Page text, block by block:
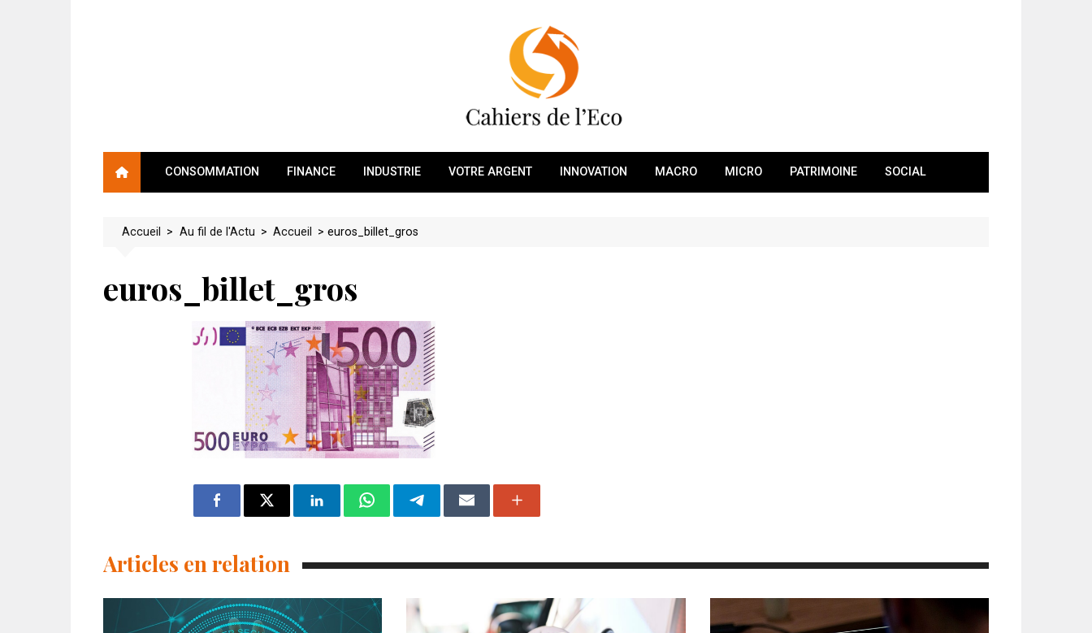
CONSOMMATION FINANCE INDUSTRIE VOTRE ARGENT INNOVATION MACRO MICRO PATRIMOINE SOCIAL
Accueil > Au fil de l'Actu > Accueil >euros_billet_gros
euros_billet_gros
Articles en relation